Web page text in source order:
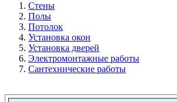
Стены
Полы
Потолок
Установка окон
Установка дверей
Электромонтажные работы
Сантехнические работы